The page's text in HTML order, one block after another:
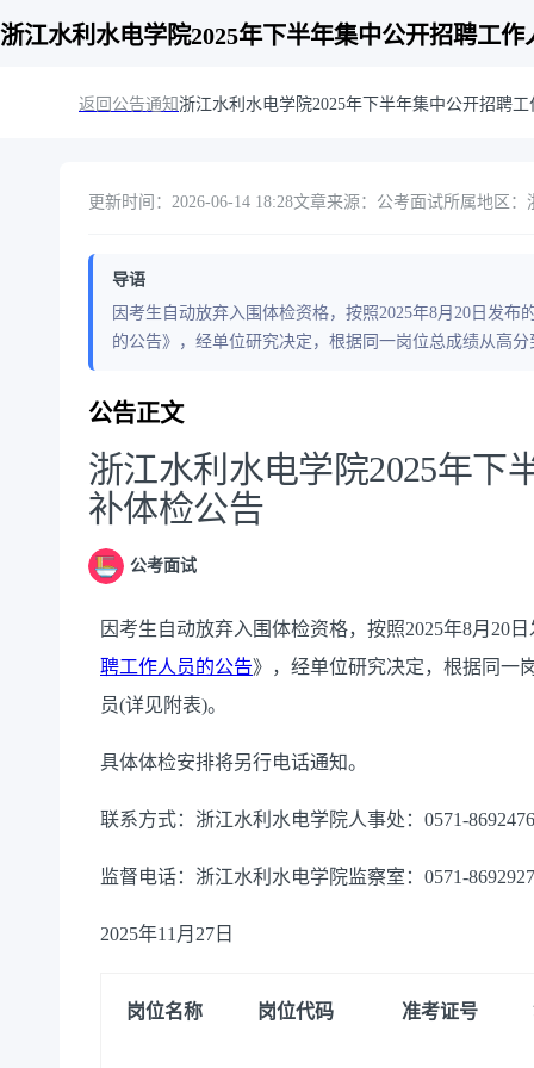
浙江水利水电学院2025年下半年集中公开招聘工
返回公告通知浙江水利水电学院2025年下半年集中公开招聘
更新时间：2026-06-14 18:28文章来源：公考面试所属地区：
导语
因考生自动放弃入围体检资格，按照2025年8月20日发
的公告》，经单位研究决定，根据同一岗位总成绩从高
公告正文
浙江水利水电学院2025年下
补体检公告
公考面试
因考生自动放弃入围体检资格，按照2025年8月 20
聘工作人员的公告》，经单位研究决定，根据同一
员(详见附表)。
具体体检安排将另行电话通知。
联系方式：浙江水利水电学院人事处： 0571-
监督电话：浙江水利水电学院监察室： 0571-
2025年11 月 27 日
岗位名称 岗位代码 准考证号